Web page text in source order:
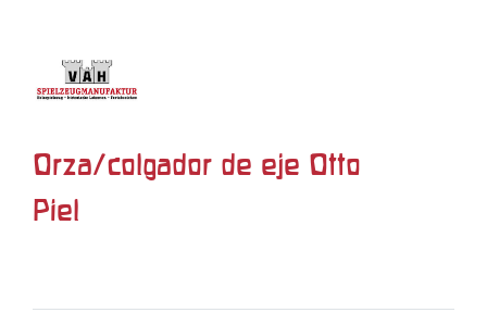
Orza/colgador de eje Otto
Piel